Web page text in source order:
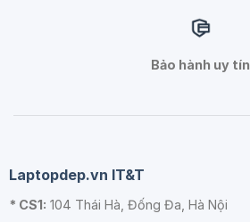
Bảo hành uy tín
Laptopdep.vn IT&T
* CS1: 104 Thái Hà, Đống Đa, Hà Nội